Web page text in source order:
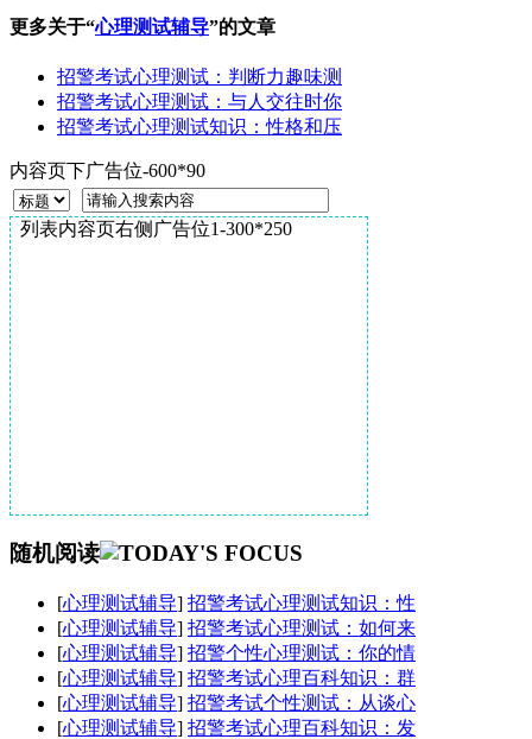
更多关于“心理测试辅导”的文章
招警考试心理测试：判断力趣味测
招警考试心理测试：与人交往时你
招警考试心理测试知识：性格和压
内容页下广告位-600*90
列表内容页右侧广告位1-300*250
随机阅读
[心理测试辅导] 招警考试心理测试知识：性
[心理测试辅导] 招警考试心理测试：如何来
[心理测试辅导] 招警个性心理测试：你的情
[心理测试辅导] 招警考试心理百科知识：群
[心理测试辅导] 招警考试个性测试：从谈心
[心理测试辅导] 招警考试心理百科知识：发